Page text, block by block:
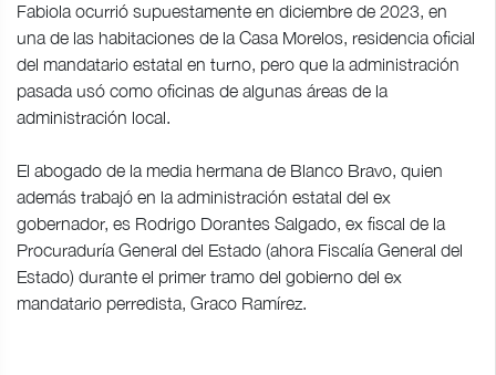
Fabiola ocurrió supuestamente en diciembre de 2023, en
una de las habitaciones de la Casa Morelos, residencia oficial
del mandatario estatal en turno, pero que la administración
pasada usó como oficinas de algunas áreas de la
administración local.
El abogado de la media hermana de Blanco Bravo, quien
además trabajó en la administración estatal del ex
gobernador, es Rodrigo Dorantes Salgado, ex fiscal de la
Procuraduría General del Estado (ahora Fiscalía General del
Estado) durante el primer tramo del gobierno del ex
mandatario perredista, Graco Ramírez.